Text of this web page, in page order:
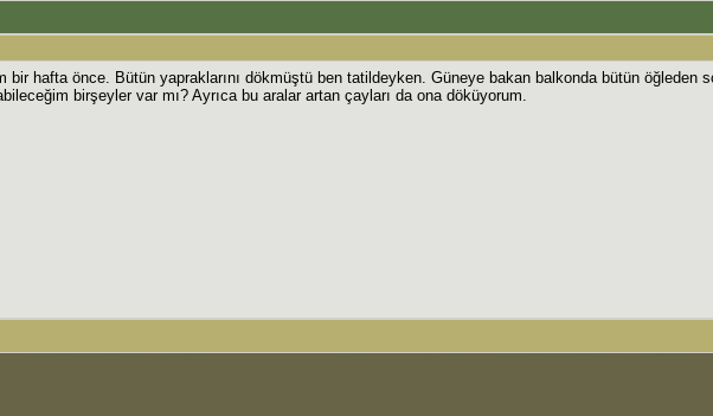
bir hafta önce. Bütün yapraklarını dökmüştü ben tatildeyken. Güneye bakan balkonda bütün öğleden
birşeyler var mı? Ayrıca bu aralar artan çayları da ona döküyorum.